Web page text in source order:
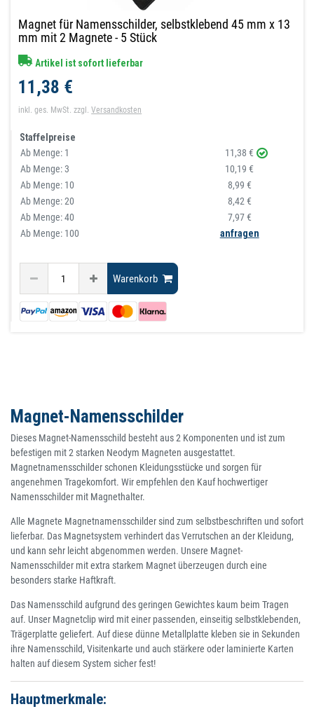
Magnet für Namensschilder, selbstklebend 45 mm x 13
mm mit 2 Magnete - 5 Stück
Artikel ist sofort lieferbar
11,38 €
inkl. ges. MwSt. zzgl.Versandkosten
Staffelpreise
Ab Menge: 1
11,38 €
Ab Menge:3
10,19 €
Ab Menge: 10
8,99 €
Ab Menge:20
8,42 €
Ab Menge:40
7,97 €
Ab Menge: 100
anfragen
Warenkorb
Magnet-Namensschilder
Dieses Magnet-Namensschild besteht aus 2 Komponenten und ist zum
befestigen mit 2 starken Neodym Magneten ausgestattet.
Magnetnamensschilder schonen Kleidungsstücke und sorgen für
angenehmen Tragekomfort. Wir empfehlen den Kauf hochwertiger
Namensschilder mit Magnethalter.
Alle Magnete Magnetnamensschilder sind zum selbstbeschriften und sofort
lieferbar. Das Magnetsystem verhindert das Verrutschen an der Kleidung,
und kann sehr leicht abgenommen werden. Unsere Magnet-
Namensschilder mit extra starkem Magnet überzeugen durch eine
besonders starke Haftkraft.
Das Namensschild aufgrund des geringen Gewichtes kaum beim Tragen
auf. Unser Magnetclip wird mit einer passenden, einseitig selbstklebenden,
Trägerplatte geliefert. Auf diese dünne Metallplatte kleben sie in Sekunden
ihre Namensschild, Visitenkarte und auch stärkere oder laminierte Karten
halten auf diesem System sicher fest!
Hauptmerkmale: